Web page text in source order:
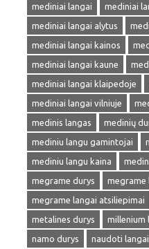
mediniai langai
mediniai
mediniai langai alytus
mediniai langai kainos
mediniai langai kaune
mediniai langai klaipedoje
mediniai langai vilniuje
medinis langas
medinių
mediniu langu gamintojai
mediniu langu kaina
megrame durys
megrame
megrame langai atsiliepimai
metalines durys
millenium
namo durys
naudoti langai